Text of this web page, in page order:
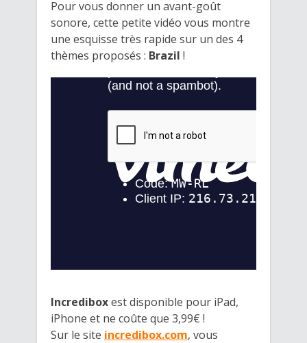
Pour vous donner un avant-goût
sonore, cette petite vidéo vous montre
une esquisse très rapide sur un des 4
thèmes proposés : Brazil !
Incrediboxest disponible pour iPad,
iPhone et ne coûte que 3,99€ !
Sur le site incredibox.com, vous